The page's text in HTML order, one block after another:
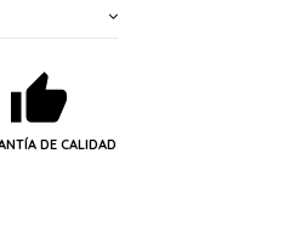
DE CALIDAD